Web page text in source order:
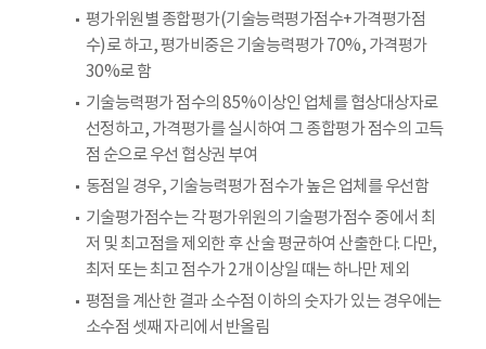
평가위원별 종합평가(기술능력평가점수+가격평가점
수)로 하고, 평가비중은 기술능력평가 70%, 가격평가
30%로 함
기술능력평가 점수의 85%이상인 업체를 협상대상자로
선정하고, 가격평가를 실시하여 그 종합평가 점수의 고득
점 순으로 우선 협상권 부여
동점일 경우, 기술능력평가 점수가 높은 업체를 우선함
기술평가점수는 각 평가위원의 기술평가점수 중에서 최
저 및 최고점을 제외한 후 산술 평균하여 산출한다. 다만,
최저 또는 최고 점수가 2개 이상일 때는 하나만 제외
평점을 계산한 결과 소수점 이하의 숫자가 있는 경우에는
소수점 셋째 자리에서 반올림